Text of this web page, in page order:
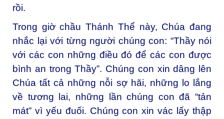
rồi.
Trong giờ chầu Thánh Thể này, Chúa đang
nhắc lại với từng người chúng con: “Thầy nói
với các con những điều đó để các con được
bình an trong Thầy”. Chúng con xin dâng lên
Chúa tất cả những nỗi sợ hãi, những lo lắng
về tương lai, những lần chúng con đã “tản
mát” vì yếu đuối. Chúng con xin vác lấy thập